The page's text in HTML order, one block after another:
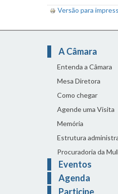
Versão para
A Câmara
Entenda a Câmara
Mesa Diretora
Como chegar
Agende uma Visita
Memória
Estrutura
Procuradoria da
Eventos
Agenda
Participe